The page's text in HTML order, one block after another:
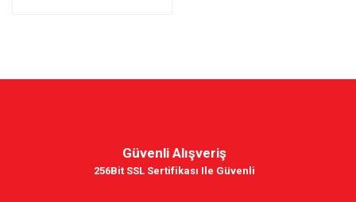
Güvenli Alışveriş
256Bit SSL Sertifikası Ile Güvenli